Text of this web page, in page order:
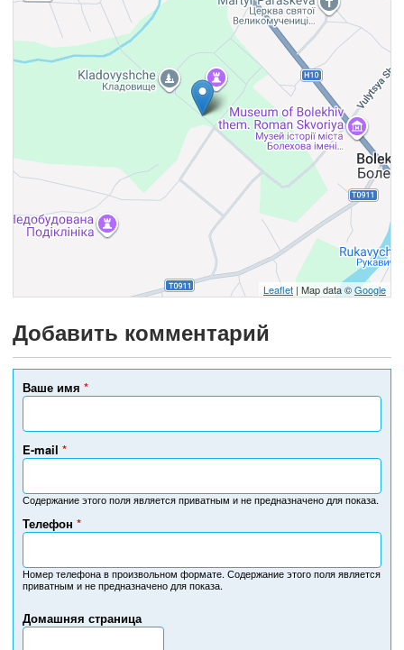
Leaflet | Map data ©Google
Добавить комментарий
Ваше имя *
E-mail *
Содержание этого поля является приватным и не предназначено для показа.
Домашняя страница
Телефон *
Н
м
е
т
Номер телефона в произвольном формате. Содержание этого поля является
приватным и не предназначено для показа.